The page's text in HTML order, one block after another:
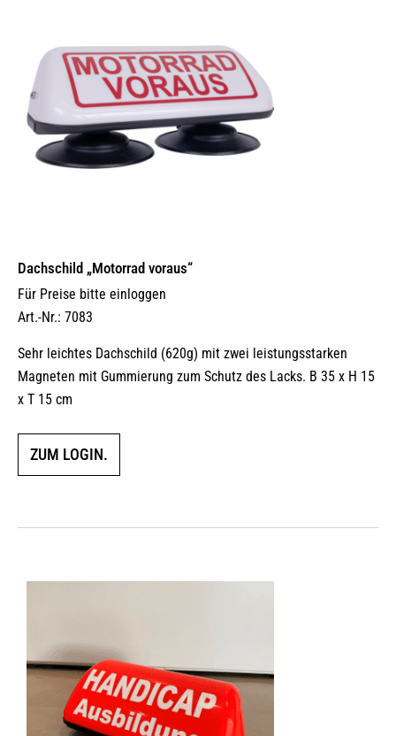
Dachschild „Motorrad voraus“
Für Preise bitte einloggen
Art.-Nr.: 7083
Sehr leichtes Dachschild (620g) mit zwei leistungsstarken
Magneten mit Gummierung zum Schutz des Lacks. B 35 x H 15
x T 15 cm
ZUM LOGIN.